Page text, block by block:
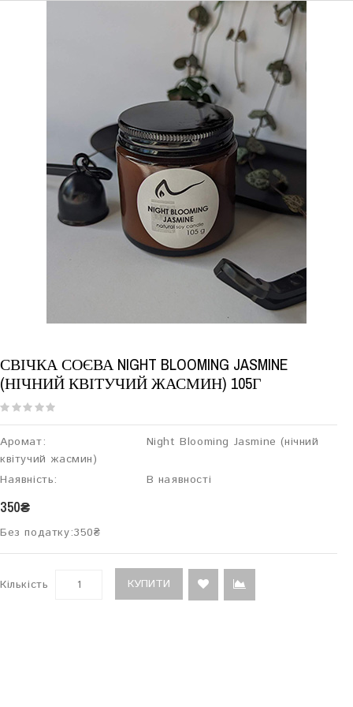
СВІЧКА СОЄВА NIGHT BLOOMING JASMINE
(НІЧНИЙ КВІТУЧИЙ ЖАСМИН) 105Г
Аромат:
Night Blooming Jasmine (нічний
квітучий жасмин)
Наявність:
В наявності
350₴
Без податку:350₴
Кількість КУПИТИ